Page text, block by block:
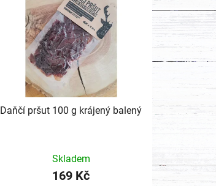
Daňčí pršut 100 g krájený balený
Skladem
169 Kč